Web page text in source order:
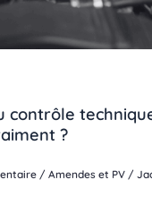
contrôle
?
/ Amendes et PV/